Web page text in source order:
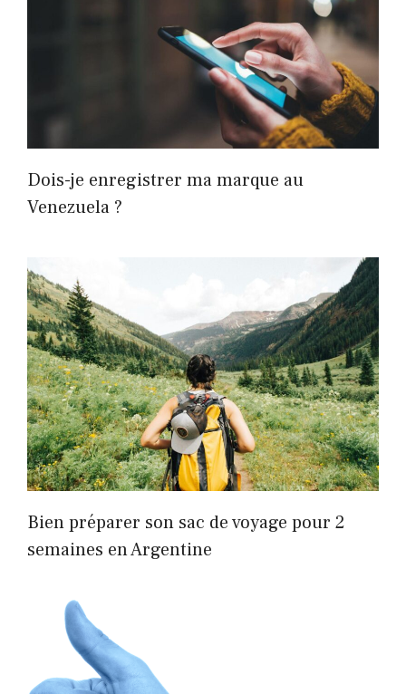
Dois-je enregistrer ma marque au
Venezuela ?
Bien préparer son sac de voyage pour 2
semaines en Argentine